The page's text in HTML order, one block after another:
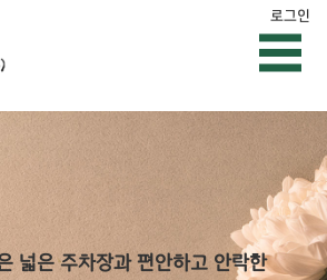
로그인
넓은 주차장과 편안하고 안락한